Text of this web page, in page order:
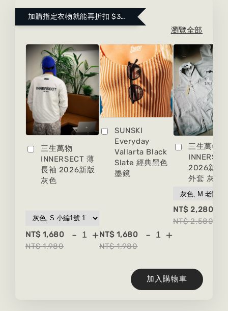
加購指定衣物就能再折扣 $300 ！點這裡看更多～
瀏覽全部
三生萬物
INNERSECT 薄
長袖 2026新版
灰色
NT$ 1,680
NT$ 1,980
- +
SUNSKI
Everyday
Vallarta Black
Slate 經典黑色
墨鏡
NT$ 1,680
NT$ 1,980
- +
三生萬物
2026新版
外套 灰色
NT$ 2,280
NT$ 2,580
加入購物車